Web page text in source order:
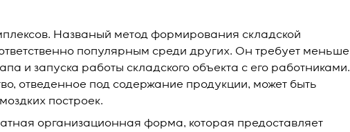
Названый метод формирования складской
популярным среди других. Он требует меньше
и запуска работы складского объекта с его работниками.
отведенное под содержание продукции, может быть
построек.
организационная форма, которая предоставляет